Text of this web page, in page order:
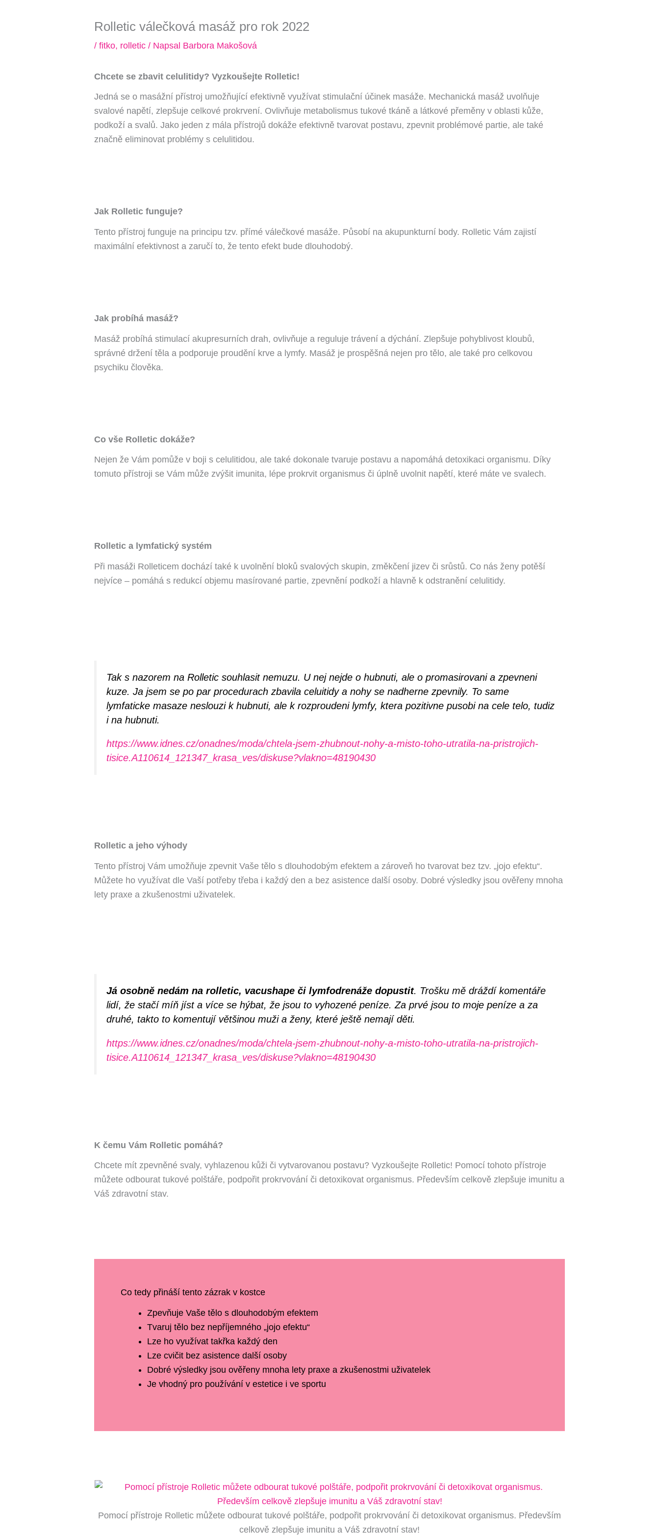
Rolletic válečková masáž pro rok 2022
/fitko, rolletic / Napsal Barbora Makošová
Chcete se zbavit celulitidy? Vyzkoušejte Rolletic!
Jedná se o masážní přístroj umožňující efektivně využívat stimulační účinek masáže. Mechanická masáž uvolňuje
svalové napětí, zlepšuje celkové prokrvení. Ovlivňuje metabolismus tukové tkáně a látkové přeměny v oblasti kůže,
podkoží a svalů. Jako jeden z mála přístrojů dokáže efektivně tvarovat postavu, zpevnit problémové partie, ale také
značně eliminovat problémy s celulitidou.
Jak Rolletic funguje?
Tento přístroj funguje na principu tzv. přímé válečkové masáže. Působí na akupunkturní body. Rolletic Vám zajistí
maximální efektivnost a zaručí to, že tento efekt bude dlouhodobý.
Jak probíhá masáž?
Masáž probíhá stimulací akupresurních drah, ovlivňuje a reguluje trávení a dýchání. Zlepšuje pohyblivost kloubů,
správné držení těla a podporuje proudění krve a lymfy. Masáž je prospěšná nejen pro tělo, ale také pro celkovou
psychiku člověka.
Co vše Rolletic dokáže?
Nejen že Vám pomůže v boji s celulitidou, ale také dokonale tvaruje postavu a napomáhá detoxikaci organismu. Díky
tomuto přístroji se Vám může zvýšit imunita, lépe prokrvit organismus či úplně uvolnit napětí, které máte ve svalech.
Rolletic a lymfatický systém
Při masáži Rolleticem dochází také k uvolnění bloků svalových skupin, změkčení jizev či srůstů. Co nás ženy potěší
nejvíce – pomáhá s redukcí objemu masírované partie, zpevnění podkoží a hlavně k odstranění celulitidy.
Tak s nazorem na Rolletic souhlasit nemuzu. U nej nejde o hubnuti, ale o promasirovani a zpevneni
kuze. Ja jsem se po par procedurach zbavila celuitidy a nohy se nadherne zpevnily. To same
lymfaticke masaze neslouzi k hubnuti, ale k rozproudeni lymfy, ktera pozitivne pusobi na cele telo, tudiz
i na hubnuti.
https://www.idnes.cz/onadnes/moda/chtela-jsem-zhubnout-nohy-a-misto-toho-utratila-na-pristrojich-
tisice.A110614_121347_krasa_ves/diskuse?vlakno=48190430
Rolletic a jeho výhody
Tento přístroj Vám umožňuje zpevnit Vaše tělo s dlouhodobým efektem a zároveň ho tvarovat bez tzv. „jojo efektu“.
Můžete ho využívat dle Vaší potřeby třeba i každý den a bez asistence další osoby. Dobré výsledky jsou ověřeny mnoha
lety praxe a zkušenostmi uživatelek.
Já osobně nedám na rolletic, vacushape či lymfodrenáže dopustit. Trošku mě dráždí komentáře
lidí, že stačí míň jíst a více se hýbat, že jsou to vyhozené peníze. Za prvé jsou to moje peníze a za
druhé, takto to komentují většinou muži a ženy, které ještě nemají děti.
https://www.idnes.cz/onadnes/moda/chtela-jsem-zhubnout-nohy-a-misto-toho-utratila-na-pristrojich-
tisice.A110614_121347_krasa_ves/diskuse?vlakno=48190430
K čemu Vám Rolletic pomáhá?
Chcete mít zpevněné svaly, vyhlazenou kůži či vytvarovanou postavu? Vyzkoušejte Rolletic! Pomocí tohoto přístroje
můžete odbourat tukové polštáře, podpořit prokrvování či detoxikovat organismus. Především celkově zlepšuje imunitu a
Váš zdravotní stav.
Co tedy přináší tento zázrak v kostce
Zpevňuje Vaše tělo s dlouhodobým efektem
Tvaruj tělo bez nepříjemného „jojo efektu“
Lze ho využívat takřka každý den
Lze cvičit bez asistence další osoby
Dobré výsledky jsou ověřeny mnoha lety praxe a zkušenostmi uživatelek
Je vhodný pro používání v estetice i ve sportu
Pomocí přístroje Rolletic můžete odbourat tukové polštáře, podpořit prokrvování či detoxikovat organismus. Především
celkově zlepšuje imunitu a Váš zdravotní stav!